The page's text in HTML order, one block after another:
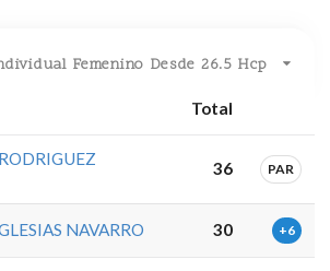
Femenino Desde 26.5 Hcp
Total
36 PAR
NAVARRO 30 +6